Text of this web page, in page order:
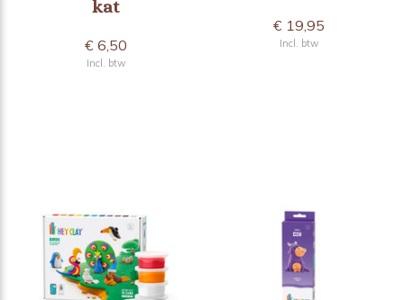
kat
€ 6,50
Incl. btw
€ 19,95
Incl. btw